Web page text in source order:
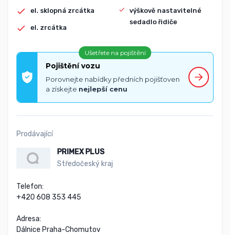
el. sklopná zrcátka
el. zrcátka
výškově nastavitelné
sedadlo řidiče
Ušetřete na pojištění
Pojištění vozu
Porovnejte nabídky předních pojišťoven
a získejte nejlepší cenu
Prodávající
PRIMEX PLUS
Středočeský kraj
Telefon:
+420 608 353 445
Adresa:
Dálnice Praha-Chomutov